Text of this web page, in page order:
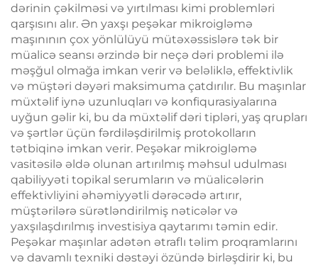
dərinin çəkilməsi və yırtılması kimi problemləri
qarşısını alır. Ən yaxşı peşəkar mikroigləmə
maşınının çox yönlülüyü mütəxəssislərə tək bir
müalicə seansı ərzində bir neçə dəri problemi ilə
məşğul olmağa imkan verir və beləliklə, effektivlik
və müştəri dəyəri maksimuma çatdırılır. Bu maşınlar
müxtəlif iynə uzunluqları və konfiqurasiyalarına
uyğun gəlir ki, bu da müxtəlif dəri tipləri, yaş qrupları
və şərtlər üçün fərdiləşdirilmiş protokolların
tətbiqinə imkan verir. Peşəkar mikroigləmə
vasitəsilə əldə olunan artırılmış məhsul udulması
qabiliyyəti topikal serumların və müalicələrin
effektivliyini əhəmiyyətli dərəcədə artırır,
müştərilərə sürətləndirilmiş nəticələr və
yaxşılaşdırılmış investisiya qaytarımı təmin edir.
Peşəkar maşınlar adətən ətraflı təlim proqramlarını
və davamlı texniki dəstəyi özündə birləşdirir ki, bu